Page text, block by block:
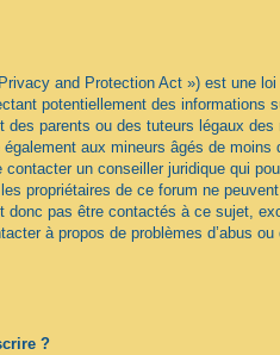
and Protection Act ») est une
potentiellement des informations
des parents ou des tuteurs légaux
aux mineurs âgés de
un conseiller juridique qui
propriétaires de ce forum ne
donc pas être contactés à ce sujet,
à propos de problèmes d’abus ou
?